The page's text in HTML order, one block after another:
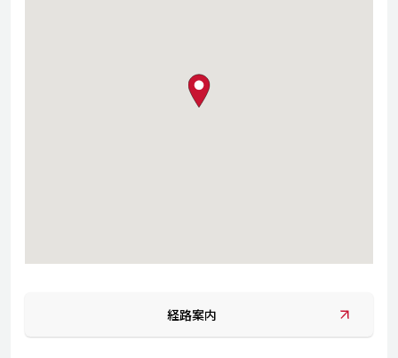
map pin
経路案内